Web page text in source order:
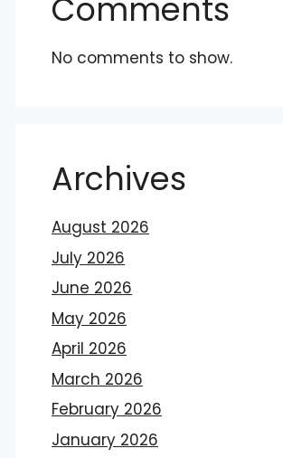
Comments
No comments to show.
Archives
August 2026
July 2026
June 2026
May 2026
April 2026
March 2026
February 2026
January 2026